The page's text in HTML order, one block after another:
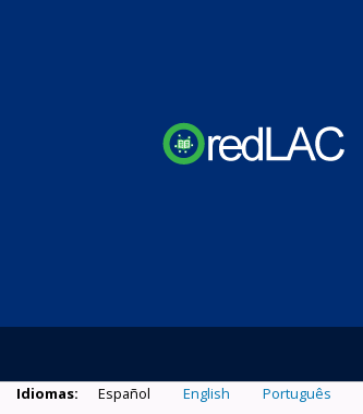
Idiomas: Español English Português